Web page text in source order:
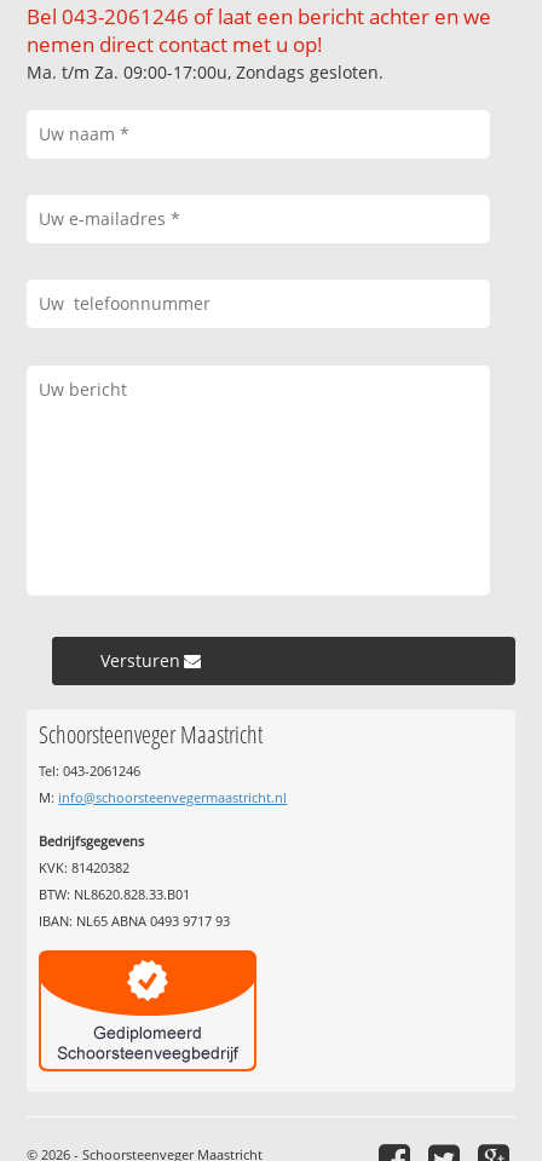
Bel 043-2061246 of laat een bericht achter en we
nemen direct contact met u op!
Ma. t/m Za. 09:00-17:00u, Zondags gesloten.
Versturen »
Schoorsteenveger Maastricht
Tel: 043-2061246
M: info@schoorsteenvegermaastricht.nl
Bedrijfsgegevens
KVK: 81420382
BTW: NL8620.828.33.B01
IBAN: NL65 ABNA 0493 9717 93
© 2026 - Schoorsteenveger Maastricht